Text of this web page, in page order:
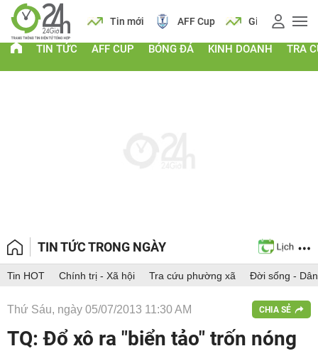
Lịch Tin mới AFF Cup Giá vàng
TIN TỨC AFF CUP BÓNG ĐÁ KINH DOANH TRA
TIN TỨC TRONG NGÀY
Tin HOT Chính trị - Xã hội Tra cứu phường xã Đời sống -
Thứ Sáu, ngày 05/07/2013 11:30 AM CHIA SẺ
TQ: Đổ xô ra "biển tảo" trốn nóng